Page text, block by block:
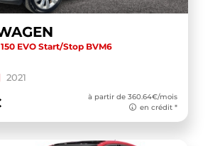
(1)
150 EVO Start/Stop BVM6
2021
à partir de 360.64€/mois
en crédit *